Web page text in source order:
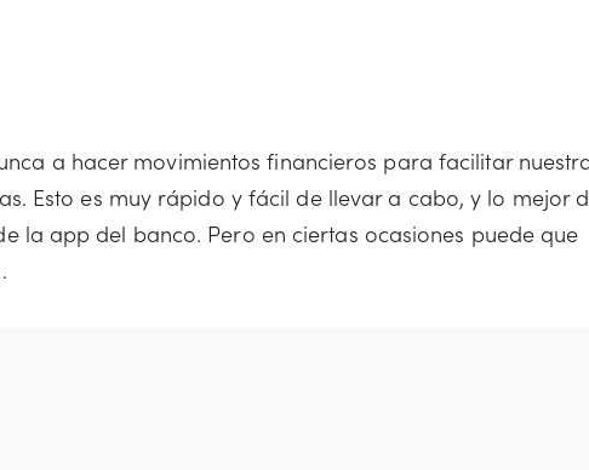
a hacer movimientos financieros para facilitar
Esto es muy rápido y fácil de llevar a cabo, y lo mejor
la app del banco. Pero en ciertas ocasiones puede que